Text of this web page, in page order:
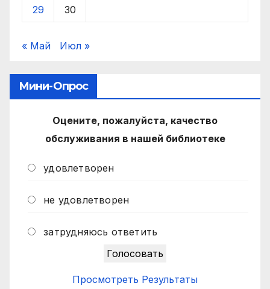
29 30
« Май Июл »
Мини-Опрос
Оцените, пожалуйста, качество
обслуживания в нашей библиотеке
удовлетворен
не удовлетворен
затрудняюсь ответить
Просмотреть Результаты